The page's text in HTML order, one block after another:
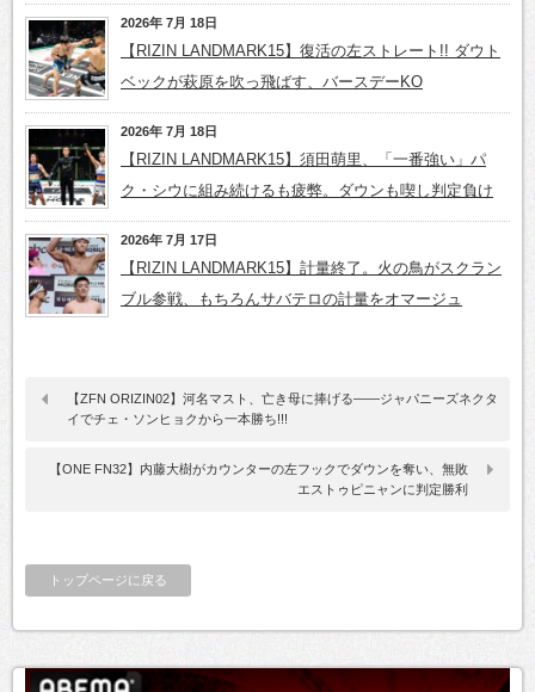
2026年 7月 18日
【RIZIN LANDMARK15】復活の左ストレート!! ダウト
ベックが萩原を吹っ飛ばす、バースデーKO
2026年 7月 18日
【RIZIN LANDMARK15】須田萌里、「一番強い」パ
ク・シウに組み続けるも疲弊。ダウンも喫し判定負け
2026年 7月 17日
【RIZIN LANDMARK15】計量終了。火の鳥がスクラン
ブル参戦、もちろんサバテロの計量をオマージュ
【ZFN ORIZIN02】河名マスト、亡き母に捧げる――ジャパニーズネクタ
イでチェ・ソンヒョクから一本勝ち!!!
【ONE FN32】内藤大樹がカウンターの左フックでダウンを奪い、無敗
エストゥピニャンに判定勝利
トップページに戻る